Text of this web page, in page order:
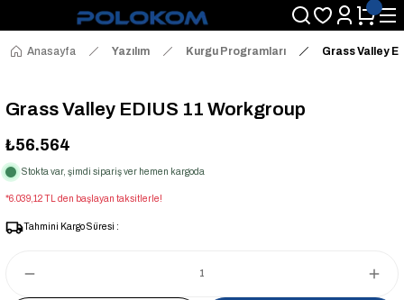
Anasayfa Yazılım Kurgu Programları Grass Valley
Grass Valley EDIUS 11 Workgroup
₺56.564
Stokta var, şimdi sipariş ver hemen kargoda
*6.039,12 TL den başlayan taksitlerle!
Tahmini Kargo Süresi :